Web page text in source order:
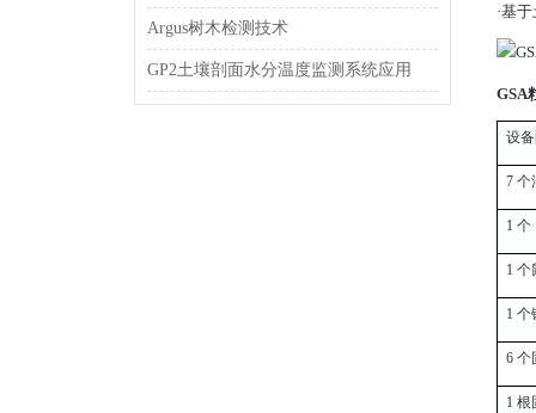
Argus树木检测技术
GP2土壤剖面水分温度监测系统应用
·基
GSA
设
7 个
1 个
1 个
1 个
6 个
1 根